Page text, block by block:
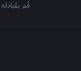
قُم بمُبادلة BNB على Binance P2P. اعثر على أفضل العروض أدناه لشراء وبيع Binance Coin